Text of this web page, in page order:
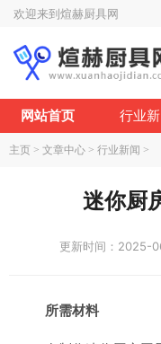
欢迎来到煊赫厨具网
网站首页 行业
主页 > 文章中心 > 行业新闻 >
迷你厨
更新时间：2025-
所需材料